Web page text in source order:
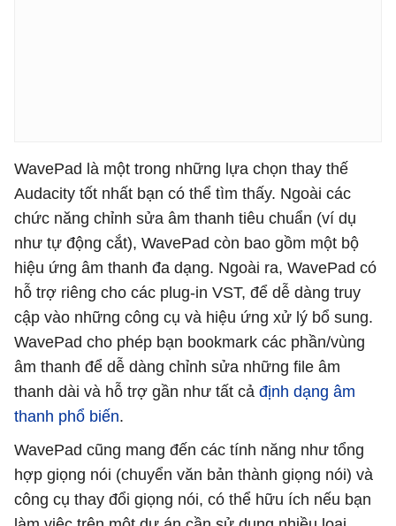
WavePad là một trong những lựa chọn thay thế
Audacity tốt nhất bạn có thể tìm thấy. Ngoài các
chức năng chỉnh sửa âm thanh tiêu chuẩn (ví dụ
như tự động cắt), WavePad còn bao gồm một bộ
hiệu ứng âm thanh đa dạng. Ngoài ra, WavePad có
hỗ trợ riêng cho các plug-in VST, để dễ dàng truy
cập vào những công cụ và hiệu ứng xử lý bổ sung.
WavePad cho phép bạn bookmark các phần/vùng
âm thanh để dễ dàng chỉnh sửa những file âm
thanh dài và hỗ trợ gần như tất cả định dạng âm
thanh phổ biến.
WavePad cũng mang đến các tính năng như tổng
hợp giọng nói (chuyển văn bản thành giọng nói) và
công cụ thay đổi giọng nói, có thể hữu ích nếu bạn